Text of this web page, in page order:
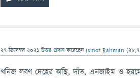
27 ডিসেম্বর 2021 উত্তর প্রদান করেছেনIsmot Rahman (
খনিজ লবণ দেহের অস্থি, দাঁত, এনজাইম ও